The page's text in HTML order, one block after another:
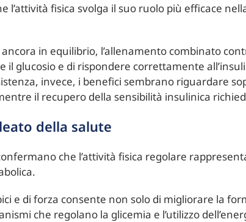
l’attività fisica svolga il suo ruolo più efficace
in equilibrio, l’allenamento combinato
il glucosio e di rispondere correttamente
invece, i benefici sembrano riguardare
il recupero della sensibilità insulinica
della salute
che l’attività fisica regolare
e di forza consente non solo di migliorare la
che regolano la glicemia e l’utilizzo